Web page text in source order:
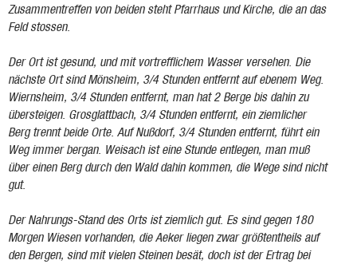
Zusammentref­fen von beiden steht Pfarrhaus und Kirche, die an das
Feld stos­sen.
Der Ort ist gesund, und mit vortrefflichem Wasser versehen. Die
nächste Ort sind Mönsheim, 3/4 Stunden entfernt auf ebenem Weg.
Wiernsheim, 3/4 Stunden entfernt, man hat 2 Berge bis dahin zu
übersteigen. Grosglattbach, 3/4 Stunden entfernt, ein ziemlicher
Berg trennt beide Orte. Auf Nußdorf, 3/4 Stunden entfernt, führt ein
Weg immer bergan. Weisach ist eine Stunde entlegen, man muß
über einen Berg durch den Wald dahin kommen, die Wege sind nicht
gut.
Der Nahrungs-Stand des Orts ist ziemlich gut. Es sind gegen 180
Morgen Wiesen vorhanden, die Aeker liegen zwar größtentheils auf
den Bergen, sind mit vielen Steinen besät, doch ist der Ertrag bei